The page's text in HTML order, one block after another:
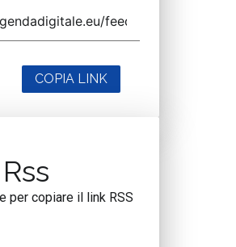
COPIA LINK
per copiare il link RSS